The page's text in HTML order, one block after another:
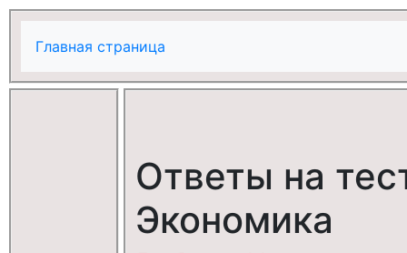
Главная страница
Ответы на
Экономика